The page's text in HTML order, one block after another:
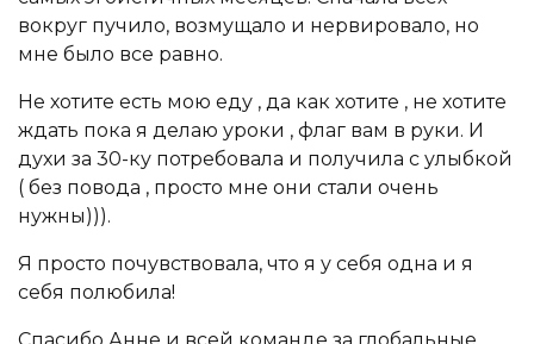
вокруг пучило, возмущало и нервировало, но
мне было все равно.
Не хотите есть мою еду , да как хотите , не хотите
ждать пока я делаю уроки , флаг вам в руки. И
духи за 30-ку потребовала и получила с улыбкой
( без повода , просто мне они стали очень
нужны))).
Я просто почувствовала, что я у себя одна и я
себя полюбила!